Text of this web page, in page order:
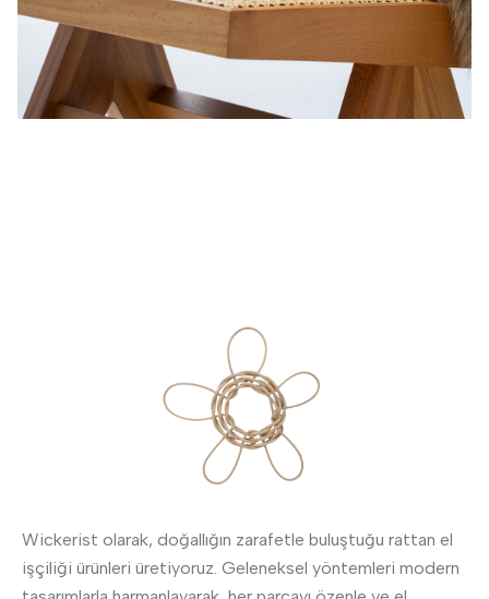
Wickerist olarak, doğallığın zarafetle buluştuğu rattan el
işçiliği ürünleri üretiyoruz. Geleneksel yöntemleri modern